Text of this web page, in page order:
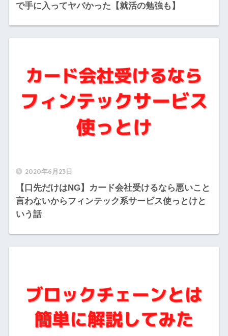
で手に入ってヤバかった【就活の勉強も】
2020年6月23日
【口先だけはNG】カード会社受けるなら悪いこと
言わないからフィンテック系サービス使っとけと
いう話